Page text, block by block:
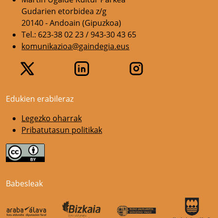
Gudarien etorbidea z/g
20140 - Andoain (Gipuzkoa)
Tel.: 623-38 02 23 / 943-30 43 65
komunikazioa@gaindegia.eus
Edukien erabileraz
Legezko oharrak
Pribatutasun politikak
Babesleak